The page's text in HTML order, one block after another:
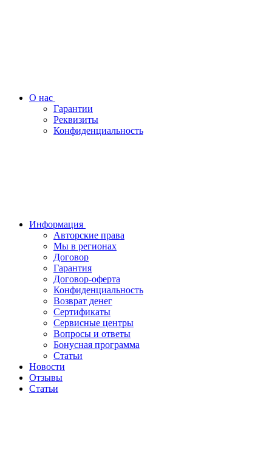
О нас
Гарантии
Реквизиты
Конфиденциальность
Информация
Авторские права
Мы в регионах
Договор
Гарантия
Договор-оферта
Конфиденциальность
Возврат денег
Сертификаты
Сервисные центры
Вопросы и ответы
Бонусная программа
Статьи
Новости
Отзывы
Статьи